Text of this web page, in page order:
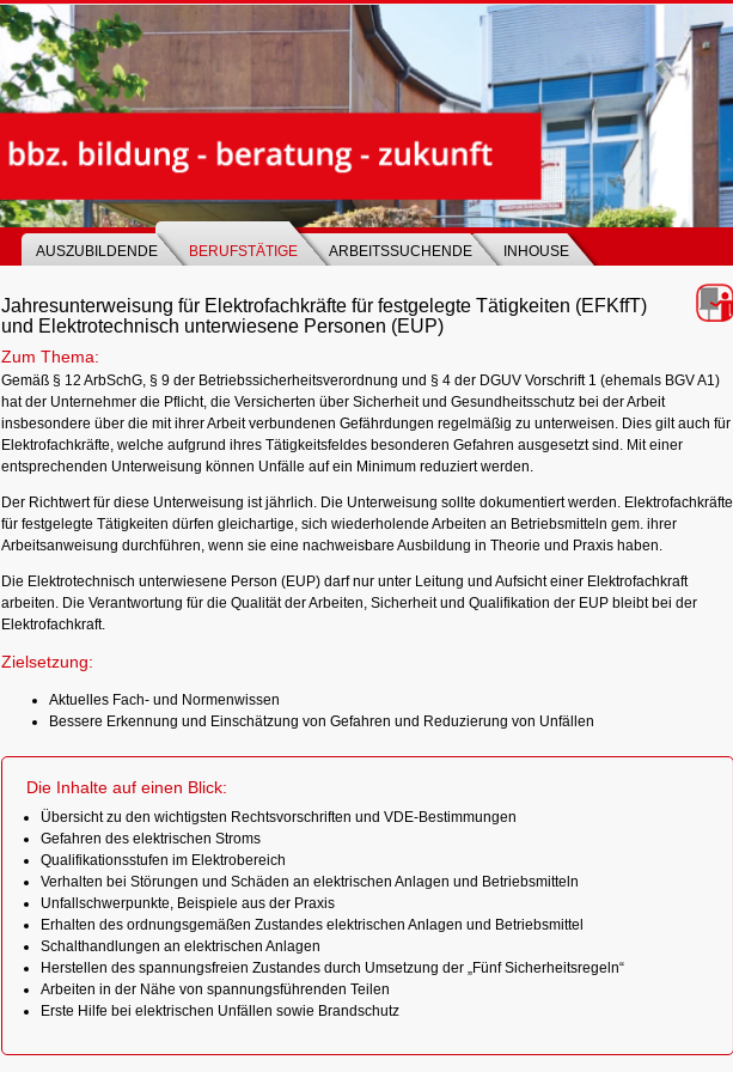
AUSZUBILDENDE BERUFSTÄTIGE ARBEITSSUCHENDE INHOUSE
Jahresunterweisung für Elektrofachkräfte für festgelegte Tätigkeiten (EFKffT)
und Elektrotechnisch unterwiesene Personen (EUP)
Zum Thema:
Gemäß § 12 ArbSchG, § 9 der Betriebssicherheitsverordnung und § 4 der DGUV Vorschrift 1 (ehemals BGV A1)
hat der Unternehmer die Pflicht, die Versicherten über Sicherheit und Gesundheitsschutz bei der Arbeit
insbesondere über die mit ihrer Arbeit verbundenen Gefährdungen regelmäßig zu unterweisen. Dies gilt auch für
Elektrofachkräfte, welche aufgrund ihres Tätigkeitsfeldes besonderen Gefahren ausgesetzt sind. Mit einer
entsprechenden Unterweisung können Unfälle auf ein Minimum reduziert werden.
Der Richtwert für diese Unterweisung ist jährlich. Die Unterweisung sollte dokumentiert werden. Elektrofachkräfte
für festgelegte Tätigkeiten dürfen gleichartige, sich wiederholende Arbeiten an Betriebsmitteln gem. ihrer
Arbeitsanweisung durchführen, wenn sie eine nachweisbare Ausbildung in Theorie und Praxis haben.
Die Elektrotechnisch unterwiesene Person (EUP) darf nur unter Leitung und Aufsicht einer Elektrofachkraft
arbeiten. Die Verantwortung für die Qualität der Arbeiten, Sicherheit und Qualifikation der EUP bleibt bei der
Elektrofachkraft.
Zielsetzung:
Aktuelles Fach- und Normenwissen
Bessere Erkennung und Einschätzung von Gefahren und Reduzierung von Unfällen
Die Inhalte auf einen Blick:
Übersicht zu den wichtigsten Rechtsvorschriften und VDE-Bestimmungen
Gefahren des elektrischen Stroms
Qualifikationsstufen im Elektrobereich
Verhalten bei Störungen und Schäden an elektrischen Anlagen und Betriebsmitteln
Unfallschwerpunkte, Beispiele aus der Praxis
Erhalten des ordnungsgemäßen Zustandes elektrischen Anlagen und Betriebsmittel
Schalthandlungen an elektrischen Anlagen
Herstellen des spannungsfreien Zustandes durch Umsetzung der „Fünf Sicherheitsregeln“
Arbeiten in der Nähe von spannungsführenden Teilen
Erste Hilfe bei elektrischen Unfällen sowie Brandschutz